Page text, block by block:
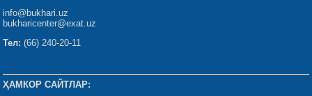
info@bukhari.uz
bukharicenter@exat.uz
Тел: (66) 240-20-11
ҲАМКОР САЙТЛАР: